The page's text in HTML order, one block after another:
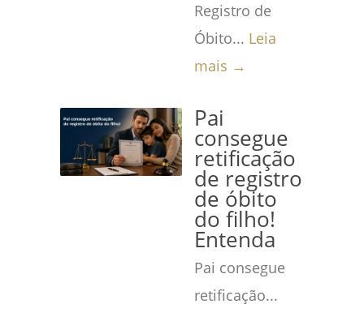
Registro de
Óbito... Leia
mais →
Pai
consegue
retificação
de registro
de óbito
do filho!
Entenda
Pai consegue
retificação...